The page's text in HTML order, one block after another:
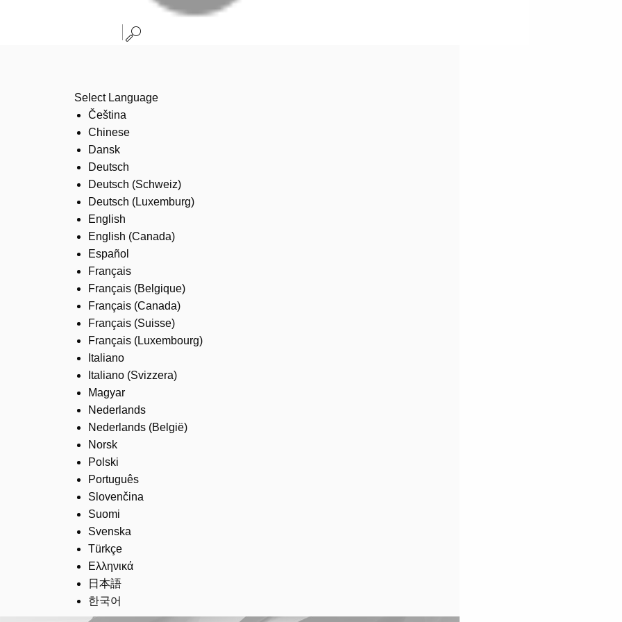
Select Language
Čeština
Chinese
Dansk
Deutsch
Deutsch (Schweiz)
Deutsch (Luxemburg)
English
English (Canada)
Español
Français
Français (Belgique)
Français (Canada)
Français (Suisse)
Français (Luxembourg)
Italiano
Italiano (Svizzera)
Magyar
Nederlands
Nederlands (België)
Norsk
Polski
Português
Slovenčina
Suomi
Svenska
Türkçe
Ελληνικά
日本語
한국어